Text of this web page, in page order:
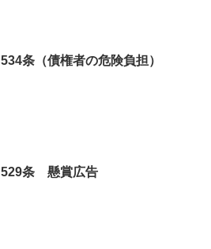
534条（債権者の危険負担）
529条 懸賞広告